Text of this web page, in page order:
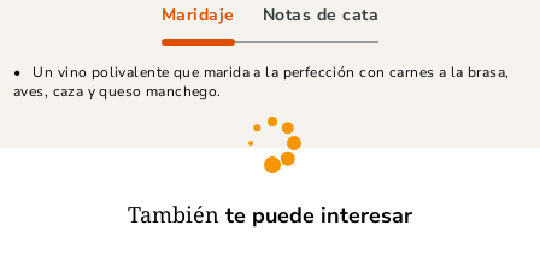
Maridaje Notas de cata
Un vino polivalente que marida a la perfección con carnes a la brasa,
aves, caza y queso manchego.
También te puede interesar